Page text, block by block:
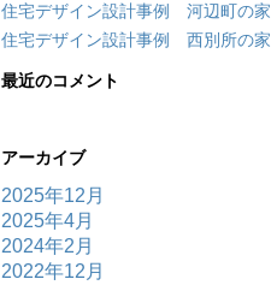
住宅デザイン設計事例 河辺町の家
住宅デザイン設計事例 西別所の家
最近のコメント
アーカイブ
2025年12月
2025年4月
2024年2月
2022年12月